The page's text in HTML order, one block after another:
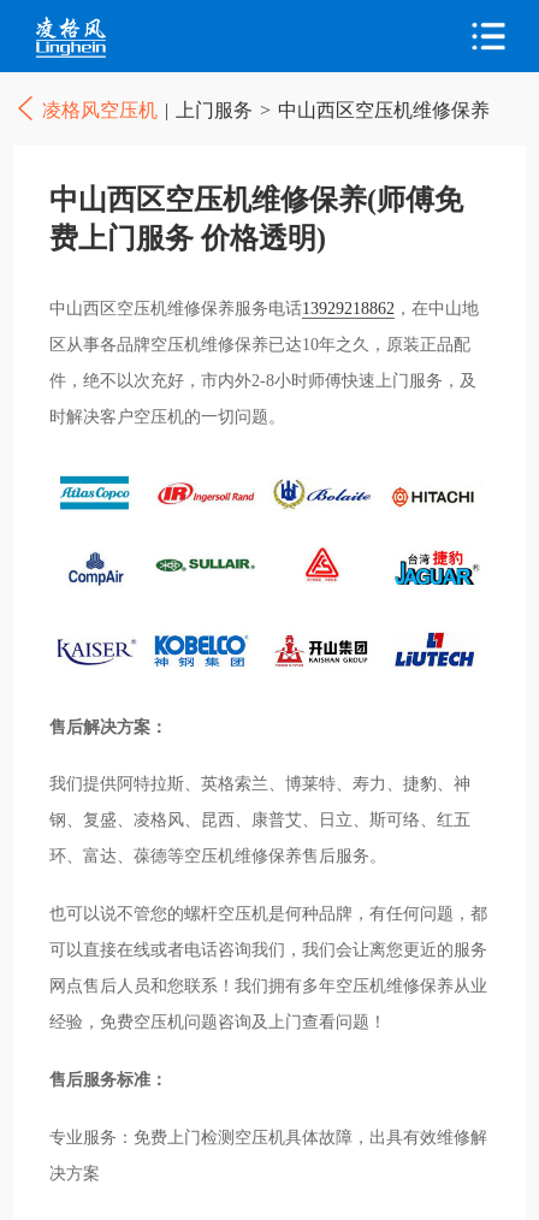
凌格风空压机 | 上门服务 > 中山西区空压机维修保养
中山西区空压机维修保养(师傅免
费上门服务 价格透明)
中山西区空压机维修保养服务电话13929218862 ，在中山地
区从事各品牌空压机维修保养已达10年之久，原装正品配
件，绝不以次充好，市内外2-8小时师傅快速上门服务，及
时解决客户空压机的一切问题。
售后解决方案：
我们提供阿特拉斯、英格索兰、博莱特、寿力、捷豹、神
钢、复盛、凌格风、昆西、康普艾、日立、斯可络、红五
环、富达、葆德等空压机维修保养售后服务。
也可以说不管您的螺杆空压机是何种品牌，有任何问题，都
可以直接在线或者电话咨询我们，我们会让离您更近的服务
网点售后人员和您联系！我们拥有多年空压机维修保养从业
经验，免费空压机问题咨询及上门查看问题！
售后服务标准：
专业服务：免费上门检测空压机具体故障，出具有效维修解
决方案